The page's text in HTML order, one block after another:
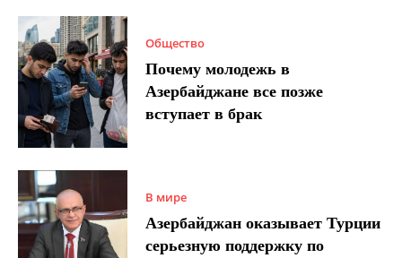
Общество
Почему молодежь в
Азербайджане все позже
вступает в брак
В мире
Азербайджан оказывает Турции
серьезную поддержку по